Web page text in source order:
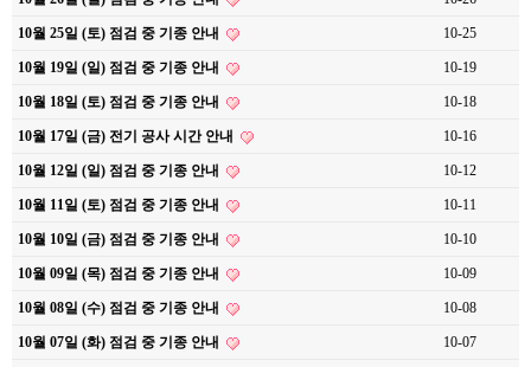
10월 25일 (토) 점검 중 기종 안내 10-25
10월 19일 (일) 점검 중 기종 안내 10-19
10월 18일 (토) 점검 중 기종 안내 10-18
10월 17일 (금) 전기 공사 시간 안내 10-16
10월 12일 (일) 점검 중 기종 안내 10-12
10월 11일 (토) 점검 중 기종 안내 10-11
10월 10일 (금) 점검 중 기종 안내 10-10
10월 09일 (목) 점검 중 기종 안내 10-09
10월 08일 (수) 점검 중 기종 안내 10-08
10월 07일 (화) 점검 중 기종 안내 10-07